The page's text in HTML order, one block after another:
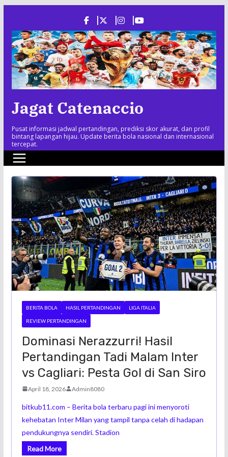
content
Jagat Catenaccio
Pusat informasi jadwal pertandingan, prediksi skor akurat, dan profil
bintang lapangan hijau. Update berita bola nasional dan internasional
tercepat.
BERITA BOLA HASIL PERTANDINGAN LIGA ITALIA
REVIEW PERTANDINGAN
Dominasi Nerazzurri! Hasil
Pertandingan Tadi Malam Inter
vs Cagliari: Pesta Gol di San Siro
April 18, 2026 Admin8080
bitkub11.com – Berita bola terbaru pagi ini menyoroti
kehebatan Inter Milan yang tampil tanpa celah di hadapan
pendukungnya sendiri. Stadion
Read More